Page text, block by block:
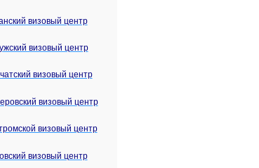
визовый центр
визовый центр
визовый центр
визовый центр
визовый центр
визовый центр